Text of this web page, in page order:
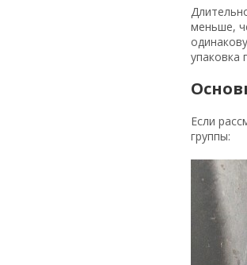
меньше,
упаковка
Если
группы: